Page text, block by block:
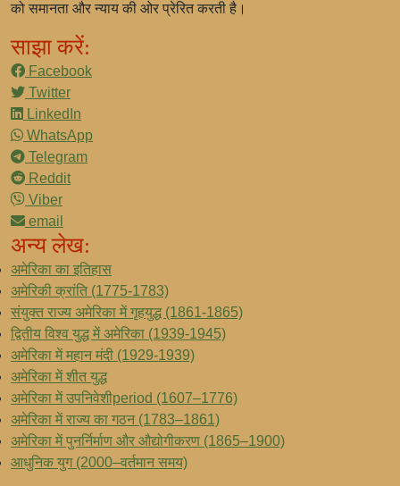
को समानता और न्याय की ओर प्रेरित करती है।
साझा करें:
Facebook
Twitter
LinkedIn
WhatsApp
Telegram
Reddit
Viber
email
अन्य लेख:
अमेरिका का इतिहास
अमेरिकी क्रांति (1775-1783)
संयुक्त राज्य अमेरिका में गृहयुद्ध (1861-1865)
द्वितीय विश्व युद्ध में अमेरिका (1939-1945)
अमेरिका में महान मंदी (1929-1939)
अमेरिका में शीत युद्ध
अमेरिका में उपनिवेशीperiod (1607–1776)
अमेरिका में राज्य का गठन (1783–1861)
अमेरिका में पुनर्निर्माण और औद्योगीकरण (1865–1900)
आधुनिक युग (2000–वर्तमान समय)